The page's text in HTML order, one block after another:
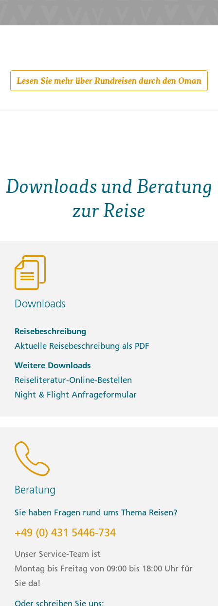
Lesen Sie mehr über Rundreisen durch den Oman
Downloads und Beratung
zur Reise
Downloads
Reisebeschreibung
Aktuelle Reisebeschreibung als PDF
Weitere Downloads
Reiseliteratur-Online-Bestellen
Night & Flight Anfrageformular
Beratung
Sie haben Fragen rund ums Thema Reisen?
+49 (0) 431 5446-734
Unser Service-Team ist
Montag bis Freitag von 09:00 bis 18:00 Uhr für
Sie da!
Oder schreiben Sie uns: